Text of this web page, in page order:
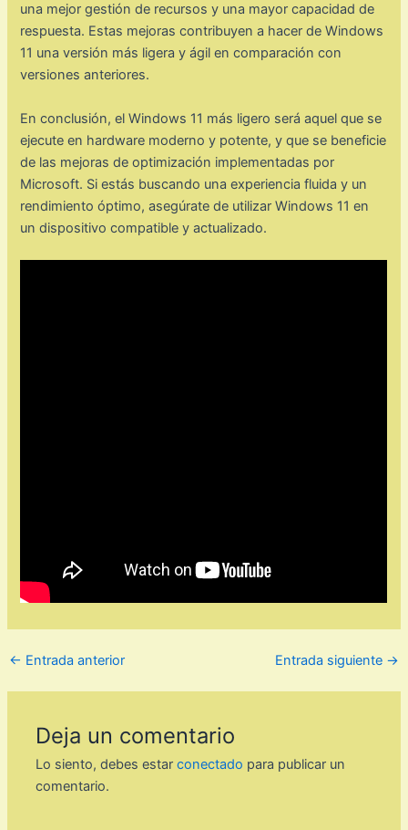
una mejor gestión de recursos y una mayor capacidad de
respuesta. Estas mejoras contribuyen a hacer de Windows
11 una versión más ligera y ágil en comparación con
versiones anteriores.
En conclusión, el Windows 11 más ligero será aquel que se
ejecute en hardware moderno y potente, y que se beneficie
de las mejoras de optimización implementadas por
Microsoft. Si estás buscando una experiencia fluida y un
rendimiento óptimo, asegúrate de utilizar Windows 11 en
un dispositivo compatible y actualizado.
← Entrada anterior Entrada siguiente →
Deja un comentario
Lo siento, debes estarconectado para publicar un
comentario.